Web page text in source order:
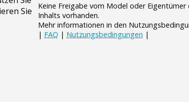
Keine Freigabe vom Model oder
Inhalts vorhanden.
Mehr informationen in den
| FAQ | Nutzungsbedingungen |